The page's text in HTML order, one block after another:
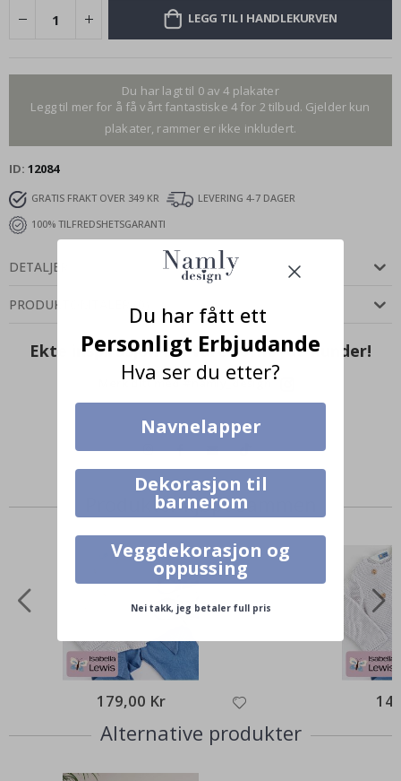
LEGG TIL I HANDLEKURVEN
Du har lagt til 0 av 4 plakater
Legg til mer for å få vårt fantastiske 4 for 2 tilbud. Gjelder kun
plakater, rammer er ikke inkludert.
ID 12084
GRATIS FRAKT OVER 349 KR
LEVERING 4-7 DAGER
100% TILFREDSHETSGARANTI
DETALJER
PRODUKTOMTALER (0
Ekte inspirasjon fra våre fornøyde kunder!
Merk ditt med #namly_design
Produkter kjøpt sammen
179,00 Kr
Alternative produkter
Du har fått ett
Personligt Erbjudande
Hva ser du etter?
Navnelapper
Dekorasjon til
barnerom
Veggdekorasjon og
oppussing
Nei takk, jeg betaler full pris